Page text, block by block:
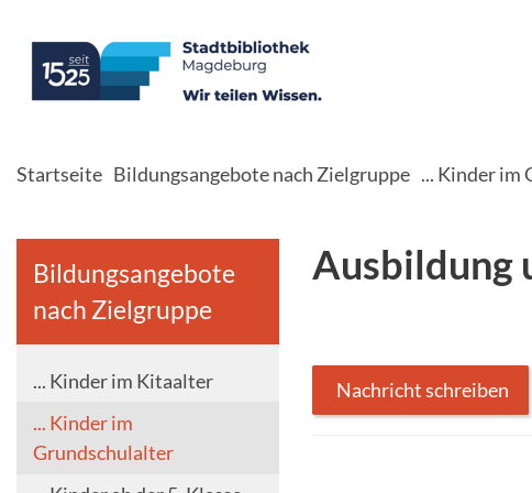
Startseite Bildungsangebote nach Zielgruppe ... Kinder im
Bildungsangebote
nach Zielgruppe
... Kinder im Kitaalter
... Kinder im
Grundschulalter
Ausbildung
Nachricht schreiben